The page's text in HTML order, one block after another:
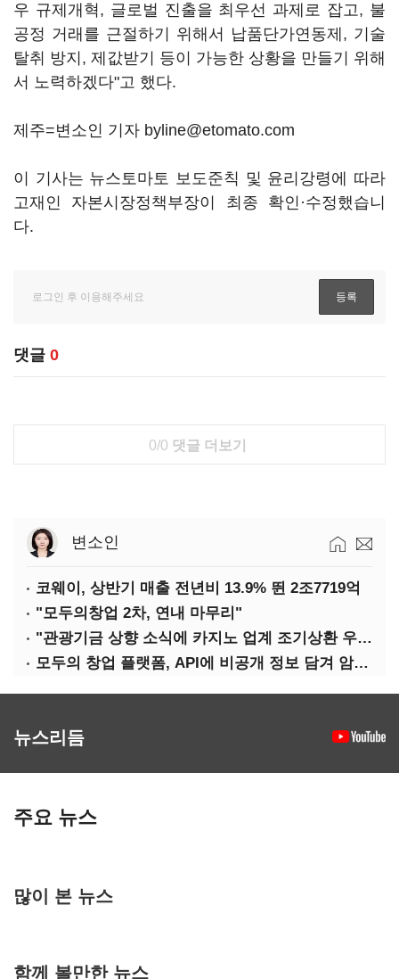
우 규제개혁, 글로벌 진출을 최우선 과제로 잡고, 불
공정 거래를 근절하기 위해서 납품단가연동제, 기술
탈취 방지, 제값받기 등이 가능한 상황을 만들기 위해
서 노력하겠다"고 했다.
제주=변소인 기자 byline@etomato.com
이 기사는 뉴스토마토 보도준칙 및 윤리강령에 따라
고재인 자본시장정책부장이 최종 확인·수정했습니
다.
댓글 0
0/0 댓글 더보기
변소인
코웨이, 상반기 매출 전년비 13.9% 뛴 2조7719억
"모두의창업 2차, 연내 마무리"
"관광기금 상향 소식에 카지노 업계 조기상환 우려"
모두의 창업 플랫폼, API에 비공개 정보 담겨 암호키까지 새나갔다
뉴스리듬
주요 뉴스
많이 본 뉴스
함께 볼만한 뉴스